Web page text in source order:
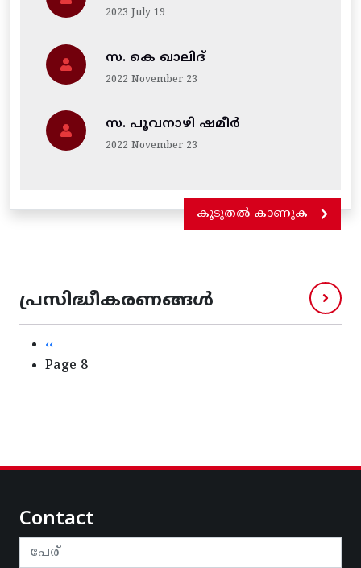
2023 July 19
സ. കെ ഖാലിദ്
2022 November 23
സ. പൂവനാഴി ഷമീർ
2022 November 23
കൂടുതൽ കാണുക
പ്രസിദ്ധീകരണങ്ങൾ
Pagination
Previous page
‹‹
Page 8
Contact